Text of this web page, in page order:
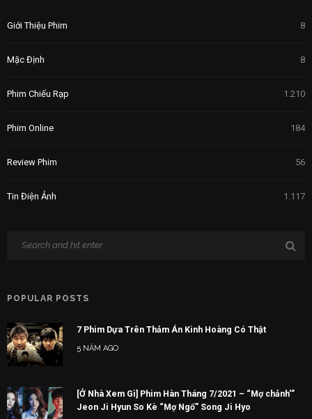
Giới Thiệu Phim 8
Mặc Định 8
Phim Chiếu Rạp 1.210
Phim Online 184
Review Phim 56
Tin Điện Ảnh 1.117
POPULAR POSTS
7 Phim Dựa Trên Thảm Án Kinh Hoàng Có Thật
5 NĂM AGO
[Ở Nhà Xem Gì] Phim Hàn Tháng 7/2021 – “Mợ chảnh'”
Jeon Ji Hyun So Kè “Mợ Ngố” Song Ji Hyo